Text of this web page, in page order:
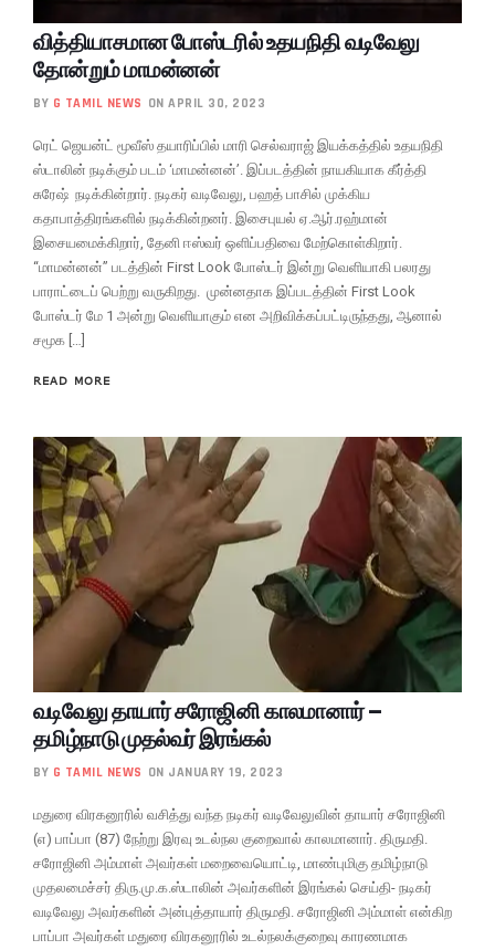
வித்தியாசமான போஸ்டரில் உதயநிதி வடிவேலு
தோன்றும் மாமன்னன்
BY G TAMIL NEWS ON APRIL 30, 2023
ரெட் ஜெயன்ட் மூவீஸ் தயாரிப்பில் மாரி செல்வராஜ் இயக்கத்தில் உதயநிதி
ஸ்டாலின் நடிக்கும் படம் ‘மாமன்னன்’. இப்படத்தின் நாயகியாக கீர்த்தி
சுரேஷ் நடிக்கின்றார். நடிகர் வடிவேலு, பஹத் பாசில் முக்கிய
கதாபாத்திரங்களில் நடிக்கின்றனர். இசைபுயல் ஏ.ஆர்.ரஹ்மான்
இசையமைக்கிறார், தேனி ஈஸ்வர் ஒளிப்பதிவை மேற்கொள்கிறார்.
“மாமன்னன்” படத்தின் First Look போஸ்டர் இன்று வெளியாகி பலரது
பாராட்டைப் பெற்று வருகிறது. முன்னதாக இப்படத்தின் First Look
போஸ்டர் மே 1 அன்று வெளியாகும் என அறிவிக்கப்பட்டிருந்தது, ஆனால்
சமூக […]
READ MORE
வடிவேலு தாயார் சரோஜினி காலமானார் –
தமிழ்நாடு முதல்வர் இரங்கல்
BY G TAMIL NEWS ON JANUARY 19, 2023
மதுரை விரகனூரில் வசித்து வந்த நடிகர் வடிவேலுவின் தாயார் சரோஜினி
(எ) பாப்பா (87) நேற்று இரவு உடல்நல குறைவால் காலமானார். திருமதி.
சரோஜினி அம்மாள் அவர்கள் மறைவையொட்டி, மாண்புமிகு தமிழ்நாடு
முதலமைச்சர் திரு.மு.க.ஸ்டாலின் அவர்களின் இரங்கல் செய்தி- நடிகர்
வடிவேலு அவர்களின் அன்புத்தாயார் திருமதி. சரோஜினி அம்மாள் என்கிற
பாப்பா அவர்கள் மதுரை விரகனூரில் உடல்நலக்குறைவு காரணமாக